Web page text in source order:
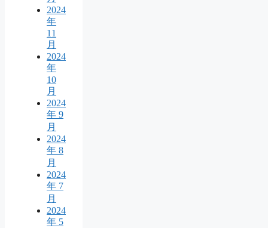
2024
年
11
月
2024
年
10
月
2024
年 9
月
2024
年 8
月
2024
年 7
月
2024
年 5